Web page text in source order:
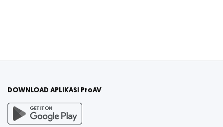
DOWNLOAD APLIKASI ProAV